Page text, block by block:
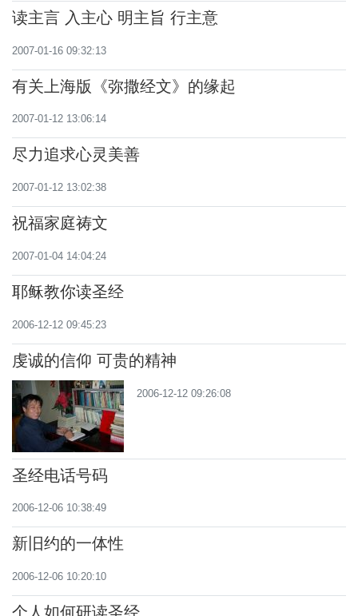
读主言 入主心 明主旨 行主意
2007-01-16 09:32:13
有关上海版《弥撒经文》的缘起
2007-01-12 13:06:14
尽力追求心灵美善
2007-01-12 13:02:38
祝福家庭祷文
2007-01-04 14:04:24
耶稣教你读圣经
2006-12-12 09:45:23
虔诚的信仰 可贵的精神
2006-12-12 09:26:08
圣经电话号码
2006-12-06 10:38:49
新旧约的一体性
2006-12-06 10:20:10
个人如何研读圣经